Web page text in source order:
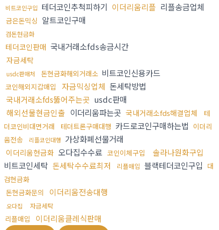
비트코인구입 테더코인추척피하기 이더리움리플 리플송금업체
금은돈믹싱 알트코인구매
검돈현금화
테더코인판매 국내거래소fds송금시간
자금세탁
usdc판매처 돈현금화해외거래소 비트코인신용카드
코인해외지갑매입 자금믹싱업체 돈세탁방법
국내거래소fds뚫어주는곳 usdc판매
해외선물현금인출 이더리움파는곳 국내거래소fds해결업체
테
더코인비대면거래
테더트론구매대행 카드로코인구매하는법 이더리
움전송
리플코인대행 가상화폐선물거래
이더리움현금화 오다집수수료 코인이체구입
솔라나원화구입
비트코인세탁 돈세탁수수료최저 리플매입 블랙테더코인구입 대
검현금화
돈현금화문의
이더리움전송대행
오다집 자금세탁
리플매입 이더리움클레식판매